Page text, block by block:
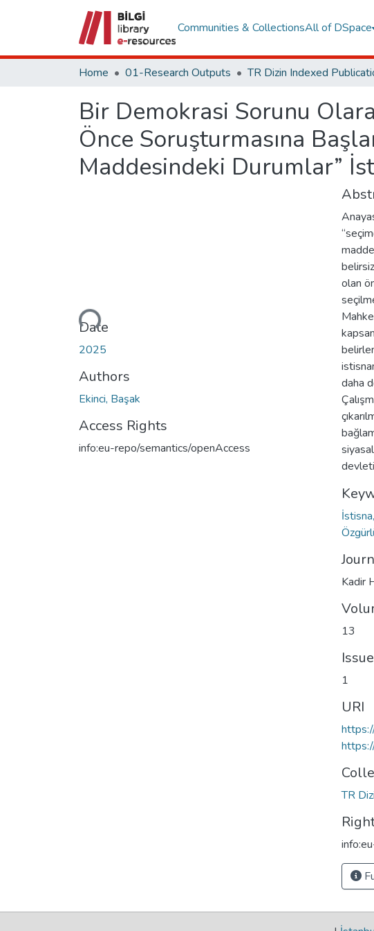
Communities & CollectionsAll of DSpace
Home 01-Research Outputs
Bir Demokrasi Sorunu
Önce Soruşturmasına
Maddesindeki Durumlar”
Loading...
Date
2025
Authors
Ekinci, Başak
Access Rights
info:eu-repo/semantics/openAccess
olan
daha
devleti
Kadir
13
Issue
1
URI
TR